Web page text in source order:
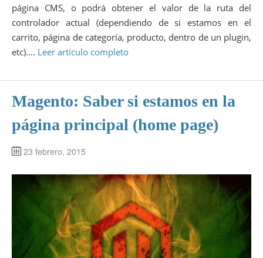
página CMS, o podrá obtener el valor de la ruta del
controlador actual (dependiendo de si estamos en el
carrito, página de categoría, producto, dentro de un plugin,
etc).… Leer artículo completo
Magento: Saber si estamos en la
página principal (home page)
23 febrero, 2015